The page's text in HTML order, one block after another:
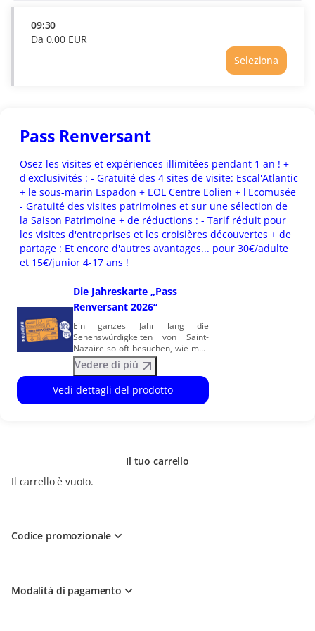
09:30
Da 0.00 EUR
Seleziona
Ora
Pass Renversant
Osez les visites et expériences illimitées pendant 1 an ! +
d'exclusivités : - Gratuité des 4 sites de visite: Escal'Atlantic
+ le sous-marin Espadon + EOL Centre Eolien + l'Ecomusée
- Gratuité des visites patrimoines et sur une sélection de
la Saison Patrimoine + de réductions : - Tarif réduit pour
les visites d'entreprises et les croisières découvertes + de
partage : Et encore d'autres avantages... pour 30€/adulte
et 15€/junior 4-17 ans !
Die Jahreskarte „Pass
Renversant 2026“
Ein ganzes Jahr lang die
Sehenswürdigkeiten von Saint-
Nazaire so oft besuchen, wie man
Lust darauf hat… das geht mit der
Jahreskarte PASS Annuel .
Vorzugspreise für
Werksführungen: auch das gehört
zum Paket. Und noch viele andere
WOLLEN Escal’Atlantic, das U-Boot
das Stadtmuseum Ecomusée.
Saint-Nazaire) zu ermässigtem
Vorzugspreise für die
Veranstaltungen im
Vedere di più
Vedi dettagli del prodotto
Il tuo carrello
Il carrello è vuoto.
Codice promozionale
Modalità di pagamento